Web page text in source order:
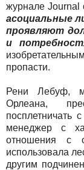
журнале Journal
асоциальные
проявляют
и
пропасти.
Рени Лебуф,
Орлеана,
посплетничать
менеджер с
отношения с
использовала
другим